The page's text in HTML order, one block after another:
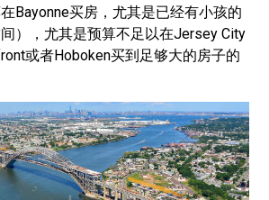
Bayonne买房，尤其是已经有小孩的
间），尤其是预算不足以在Jersey City
或者Hoboken买到足够大的房子的